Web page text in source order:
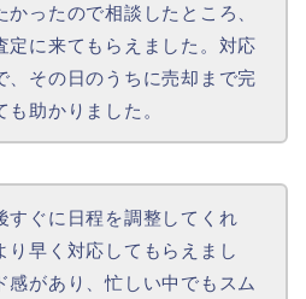
かったので相談したところ、
定に来てもらえました。対応
、その日のうちに売却まで完
も助かりました。
すぐに日程を調整してくれ
り早く対応してもらえまし
感があり、忙しい中でもスム